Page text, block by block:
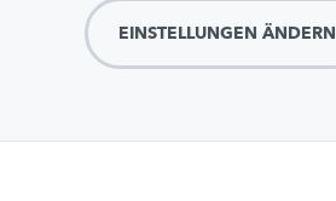
EINSTELLUNGEN ÄNDERN